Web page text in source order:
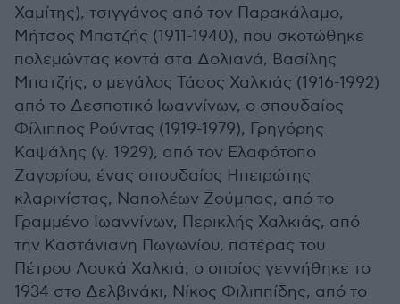
Χαμίτης), τσιγγάνος από τον Παρακάλαμο,
Μήτσος Μπατζής (1911-1940), που σκοτώθηκε
πολεμώντας κοντά στα Δολιανά, Βασίλης
Μπατζής, ο μεγάλος Τάσος Χαλκιάς (1916-1992)
από το Δεσποτικό Ιωαννίνων, ο σπουδαίος
Φίλιππος Ρούντας (1919-1979), Γρηγόρης
Καψάλης (γ. 1929), από τον Ελαφότοπο
Ζαγορίου, ένας σπουδαίος Ηπειρώτης
κλαρινίστας, Ναπολέων Ζούμπας, από το
Γραμμένο Ιωαννίνων, Περικλής Χαλκιάς, από
την Καστάνιανη Πωγωνίου, πατέρας του
Πέτρου Λουκά Χαλκιά, ο οποίος γεννήθηκε το
1934 στο Δελβινάκι, Νίκος Φιλιππίδης, από το